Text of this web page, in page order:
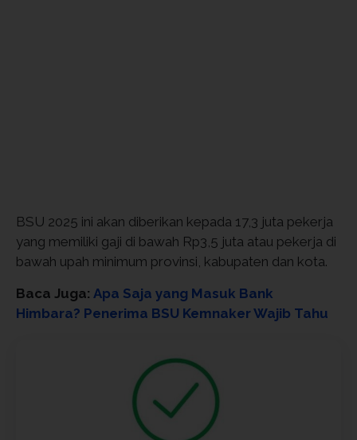
BSU 2025 ini akan diberikan kepada 17,3 juta pekerja
yang memiliki gaji di bawah Rp3,5 juta atau pekerja di
bawah upah minimum provinsi, kabupaten dan kota.
Baca Juga: Apa Saja yang Masuk Bank
Himbara? Penerima BSU Kemnaker Wajib Tahu